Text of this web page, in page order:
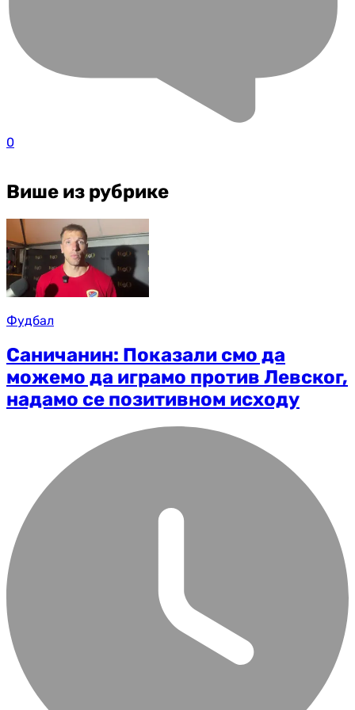
0
Више из рубрике
Фудбал
Саничанин: Показали смо да
можемо да играмо против Левског,
надамо се позитивном исходу